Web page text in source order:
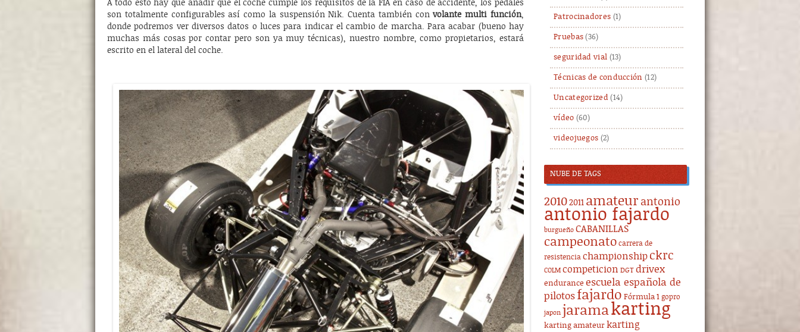
A todo esto hay que añadir que el coche cumple los requisitos de la FIA en caso de accidente, los pedales
son totalmente configurables así como la suspensión Nik. Cuenta también convolante multi función,
donde podremos ver diversos datos o luces para indicar el cambio de marcha. Para acabar (bueno hay
muchas más cosas por contar pero son ya muy técnicas), nuestro nombre, como propietarios, estará
escrito en el lateral del coche.
Patrocinadores (1)
Pruebas (36)
seguridad vial (13)
Técnicas de conducción (12)
Uncategorized(14)
vídeo (60)
videojuegos (2)
NUBE DE TAGS
20102011 amateur antonio
antonio fajardo
burgueño CABANILLAS
campeonato carrera de
resistencia championship ckrc
COLM competicion DGT drivex
endurance escuela española de
pilotos fajardo Fórmula 1 gopro
japon jaramakarting
karting amateur karting